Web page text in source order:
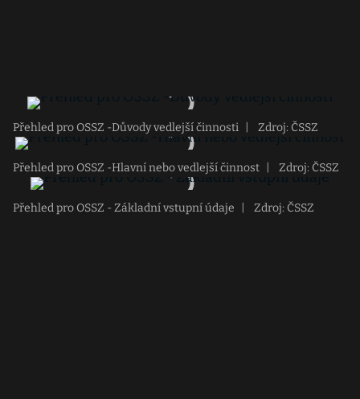
Přehled pro OSSZ -Důvody vedlejší činnosti Zdroj: ČSSZ
Přehled pro OSSZ -Hlavní nebo vedlejší činnost Zdroj: ČSSZ
Přehled pro OSSZ - Základní vstupní údaje Zdroj: ČSSZ